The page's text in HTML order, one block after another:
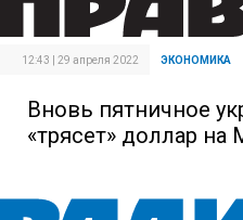
12:43 | 29 апреля 2022 ЭКОНОМИКА
Вновь пятничное
«трясет» доллар